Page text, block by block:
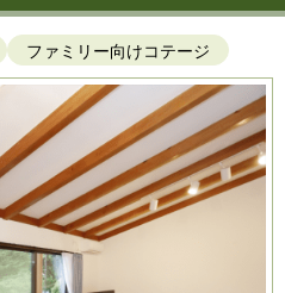
ファミリー向けコテージ